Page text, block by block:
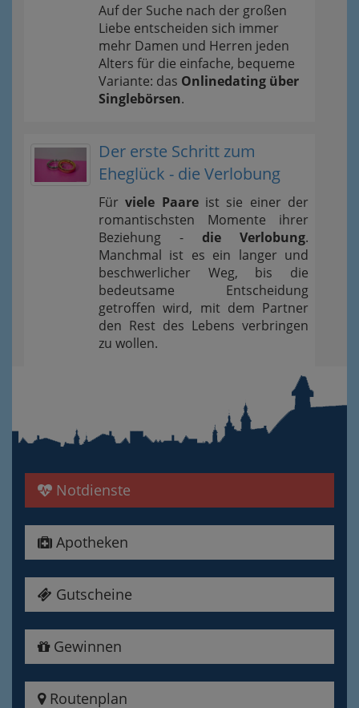
Auf der Suche nach der großen
Liebe entscheiden sich immer
mehr Damen und Herren jeden
Alters für die einfache, bequeme
Variante: das Onlinedating über
Singlebörsen.
Der erste Schritt zum
Eheglück - die Verlobung
Fürviele Paareist sie einer der
romantischsten Momente ihrer
Beziehung - die Verlobung.
Manchmal ist es ein langer und
beschwerlicher Weg, bis die
bedeutsame Entscheidung
getroffen wird, mit dem Partner
den Rest des Lebens verbringen
zu wollen.
Notdienste
Apotheken
Gutscheine
Gewinnen
Routenplan